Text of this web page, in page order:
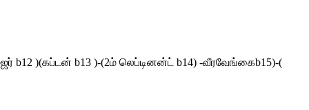
b12 )(கப்டன் b13 )-(2ம் லெப்டினன்ட் b14) -வீரவேங்கைb15)-(